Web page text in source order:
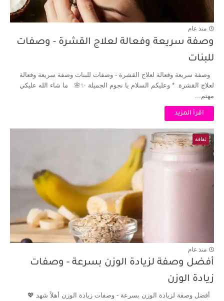
منذ عام
وصفة سريعة وفعالة لعلاج القشرة - وصفات
للبنات
وصفة سريعة وفعالة لعلاج القشرة - وصفات للبنات وصفة سريعة وفعالة
لعلاج القشرة * وعليكم السلام يا نجوم الجميلة ✨🌸 ما شاء الله عليكي
مهتم...
اقرأ المزيد
ثقافة
منذ عام
أفضل وصفة لزيادة الوزن بسرعة - وصفات
زيادة الوزن
أفضل وصفة لزيادة الوزن بسرعة - وصفات زيادة الوزن أهلاً شهد 💖